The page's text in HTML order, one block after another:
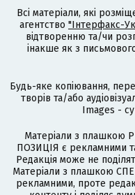
Всі матеріали, які
агентство "Інтерфакс-
відтворенню та/чи
інакше як з
Будь-яке копіювання,
творів та/або
Images -
Матеріали з плашкою
ПОЗИЦІЯ є рекламними
Редакція може не
Матеріали з плашкою
рекламними, проте